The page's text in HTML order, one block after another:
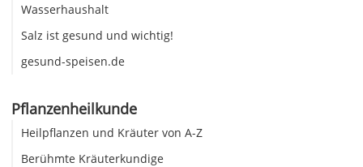
Wasserhaushalt
Salz ist gesund und wichtig!
gesund-speisen.de
Pflanzenheilkunde
Heilpflanzen und Kräuter von A-Z
Berühmte Kräuterkundige